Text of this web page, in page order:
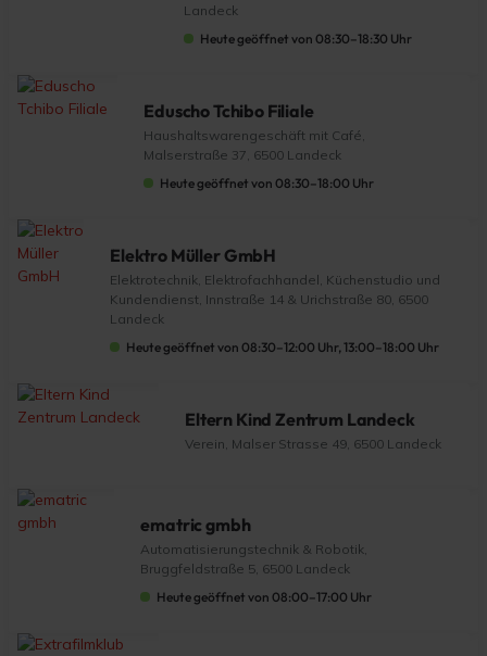
Landeck
Heute geöffnet von 08:30–18:30 Uhr
Eduscho Tchibo Filiale
Haushaltswarengeschäft mit Café,
Malserstraße 37, 6500 Landeck
Heute geöffnet von 08:30–18:00 Uhr
Elektro Müller GmbH
Elektrotechnik, Elektrofachhandel, Küchenstudio und
Kundendienst, Innstraße 14 & Urichstraße 80, 6500
Landeck
Heute geöffnet von 08:30–12:00 Uhr, 13:00–18:00 Uhr
Eltern Kind Zentrum Landeck
Verein, Malser Strasse 49, 6500 Landeck
ematric gmbh
Automatisierungstechnik & Robotik,
Bruggfeldstraße 5, 6500 Landeck
Heute geöffnet von 08:00–17:00 Uhr